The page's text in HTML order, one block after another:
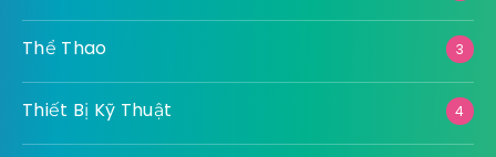
Thể Thao 3
Thiết Bị Kỹ Thuật 4